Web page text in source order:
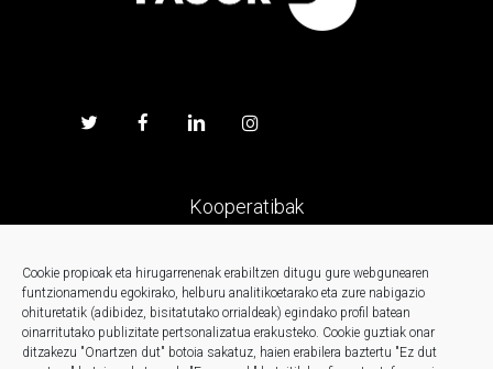
Cookie propioak eta hirugarrenenak erabiltzen ditugu gure webgunearen
funtzionamendu egokirako, helburu analitikoetarako eta zure nabigazio
ohituretatik (adibidez, bisitatutako orrialdeak) egindako profil batean
oinarritutako publizitate pertsonalizatua erakusteko. Cookie guztiak onar
ditzakezu "Onartzen dut" botoia sakatuz, haien erabilera baztertu "Ez dut
Kooperatibak
Prentsa
Kontaktua